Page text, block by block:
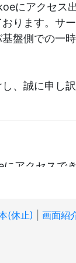
にアクセス
ります。サ
盤側での一
、誠に申し
にアクセスで
誠に申し訳ご
(休止) 画面紹